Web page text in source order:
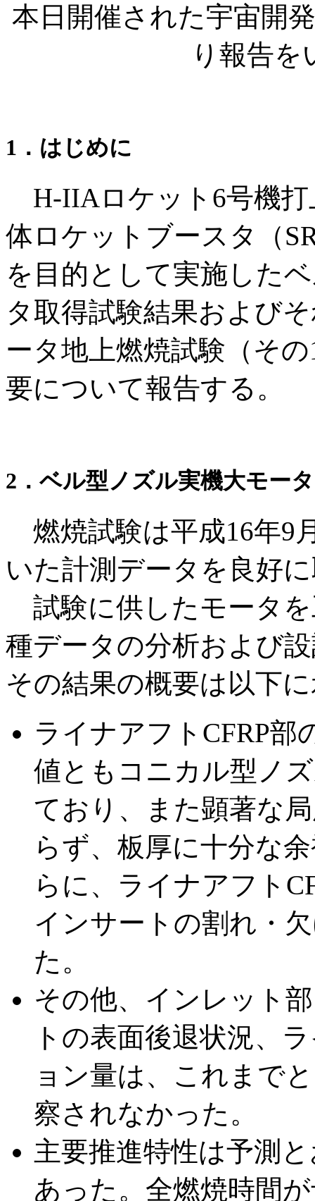
本日開催された宇宙開
り報告を
1．はじめに
H-IIAロケット6号機打
体ロケットブースタ（
を目的として実施した
タ取得試験結果および
ータ地上燃焼試験（そ
要について報告する。
2．ベル型ノズル実機大モー
燃焼試験は平成16年9
いた計測データを良好
試験に供したモータ
種データの分析および
その結果の概要は以下
ライナアフトCFRP部
値ともコニカル型ノ
ており、また顕著な
らず、板厚に十分な
らに、ライナアフト
インサートの割れ・
た。
その他、インレット
トの表面後退状況、
ョン量は、これまで
察されなかった。
主要推進特性は予測
あった。全燃焼時間